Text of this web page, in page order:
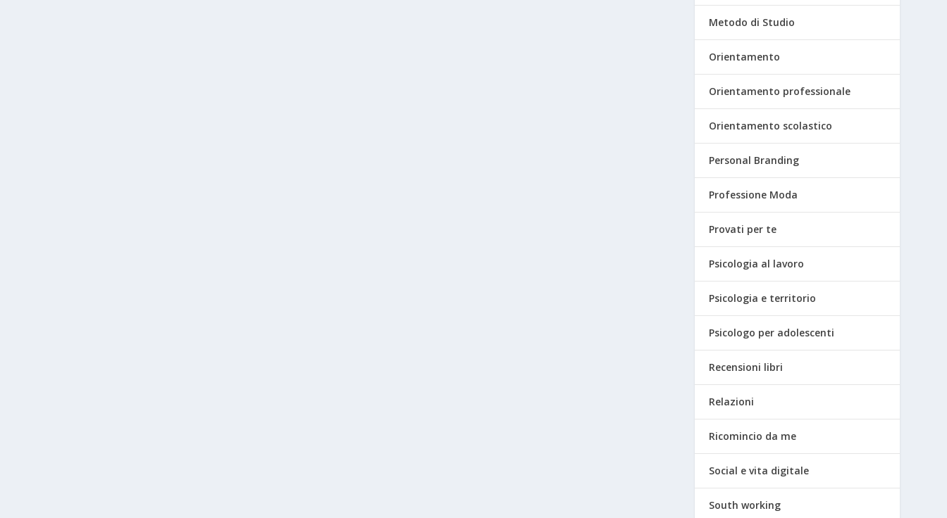
Metodo di Studio
Orientamento
Orientamento professionale
Orientamento scolastico
Personal Branding
Professione Moda
Provati per te
Psicologia al lavoro
Psicologia e territorio
Psicologo per adolescenti
Recensioni libri
Relazioni
Ricomincio da me
Social e vita digitale
South working